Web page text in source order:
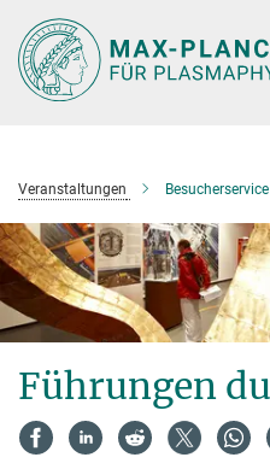
Hauptinhalt
Veranstaltungen Besucherservice
Führungen